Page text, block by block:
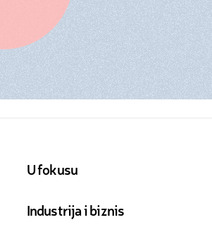
U fokusu
Industrija i biznis